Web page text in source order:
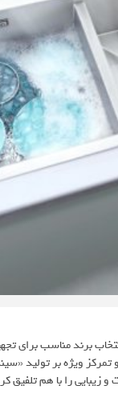
برند مناسب برای
ویژه بر تولید
و زیبایی را با هم تلفیق